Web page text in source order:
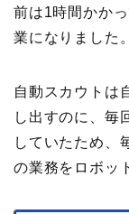
前は1時間かか
業になりました。
自動スカウトは
し出すのに、毎
していたため、
の業務をロボッ